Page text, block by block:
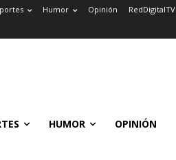
Humor Opinión RedDigitalTV
HUMOR OPINIÓN